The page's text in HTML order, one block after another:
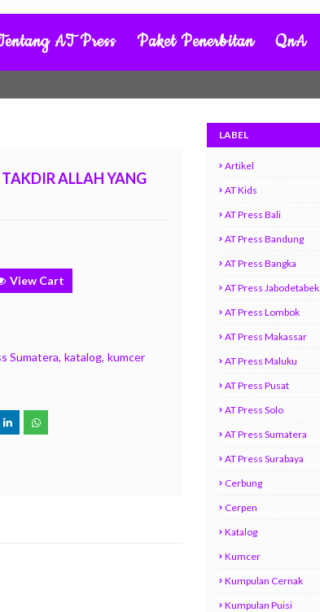
AT Press Paket Penerbitan QnA
ALLAH YANG
View Cart
Sumatera katalog kumcer
LABEL
Artikel
AT Kids
AT Press Bali
AT Press Bandung
AT Press Bangka
AT Press Jabodetabek
AT Press Lombok
AT Press Makassar
AT Press Maluku
AT Press Pusat
AT Press Solo
AT Press Sumatera
AT Press Surabaya
Cerbung
Cerpen
Katalog
Kumcer
Kumpulan Cernak
Kumpulan Puisi